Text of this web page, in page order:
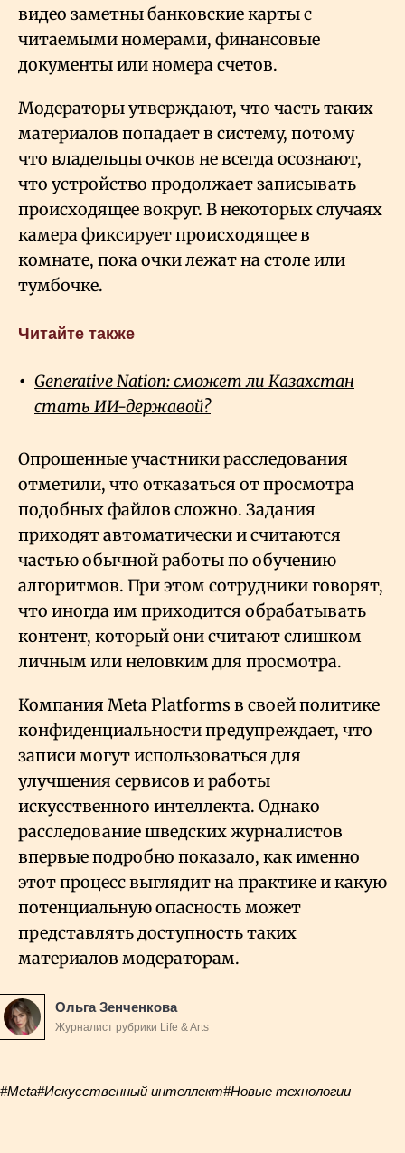
видео заметны банковские карты с
читаемыми номерами, финансовые
документы или номера счетов.
Модераторы утверждают, что часть таких
материалов попадает в систему, потому
что владельцы очков не всегда осознают,
что устройство продолжает записывать
происходящее вокруг. В некоторых случаях
камера фиксирует происходящее в
комнате, пока очки лежат на столе или
тумбочке.
Читайте также
Generative Nation: сможет ли Казахстан
стать ИИ-державой?
Опрошенные участники расследования
отметили, что отказаться от просмотра
подобных файлов сложно. Задания
приходят автоматически и считаются
частью обычной работы по обучению
алгоритмов. При этом сотрудники говорят,
что иногда им приходится обрабатывать
контент, который они считают слишком
личным или неловким для просмотра.
Компания Meta Platforms в своей политике
конфиденциальности предупреждает, что
записи могут использоваться для
улучшения сервисов и работы
искусственного интеллекта. Однако
расследование шведских журналистов
впервые подробно показало, как именно
этот процесс выглядит на практике и какую
потенциальную опасность может
представлять доступность таких
материалов модераторам.
Ольга Зенченкова
Журналист рубрики Life & Arts
#Meta#Искусственный интеллект#Новые технологии